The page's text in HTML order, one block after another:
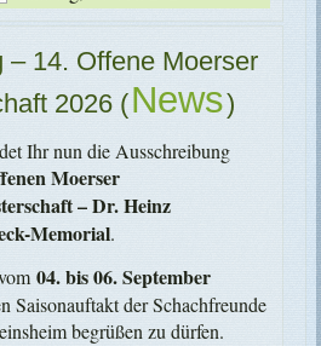
– 14. Offene Moerser
2026 (News)
Ihr nun die Ausschreibung
Moerser
– Dr. Heinz
Memorial.
04. bis 06. September
Saisonauftakt der Schachfreunde
begrüßen zu dürfen.